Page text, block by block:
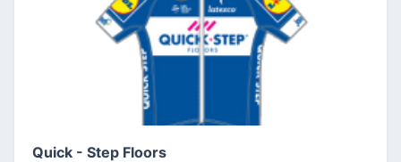
Quick - Step Floors